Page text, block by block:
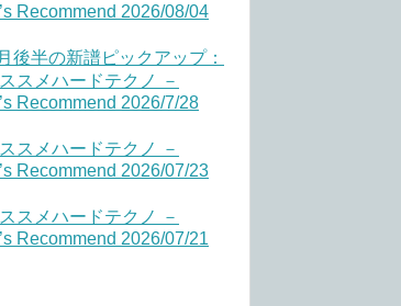
Recommend 2026/08/04
後半の新譜ピックアップ：
スメハードテクノ －
Recommend 2026/7/28
スメハードテクノ －
Recommend 2026/07/23
スメハードテクノ －
Recommend 2026/07/21